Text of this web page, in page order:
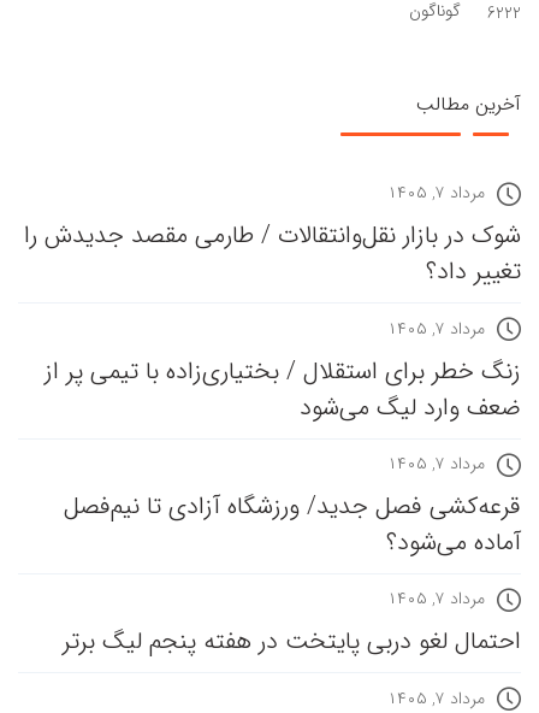
6222
گوناگون
آخرین مطالب
مرداد ۷, ۱۴۰۵
شوک در بازار نقل‌وانتقالات / طارمی مقصد جدیدش را
تغییر داد؟
مرداد ۷, ۱۴۰۵
زنگ خطر برای استقلال / بختیاری‌زاده با تیمی پر از
ضعف وارد لیگ می‌شود
مرداد ۷, ۱۴۰۵
قرعه‎‌کشی فصل جدید/ ورزشگاه آزادی تا نیم‌فصل
آماده می‌شود؟
مرداد ۷, ۱۴۰۵
احتمال لغو دربی پایتخت در هفته پنجم لیگ برتر
مرداد ۷, ۱۴۰۵